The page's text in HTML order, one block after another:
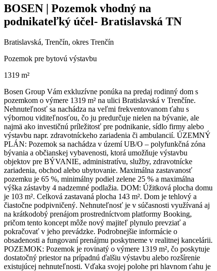
BOSEN | Pozemok vhodný na
podnikateľký účel- Bratislavská TN
Bratislavská, Trenčín, okres Trenčín
Pozemok pre bytovú výstavbu
1319 m²
Bosen Group Vám exkluzívne ponúka na predaj rodinný dom s
pozemkom o výmere 1319 m² na ulici Bratislavská v Trenčíne.
Nehnuteľnosť sa nachádza na veľmi frekventovanom ťahu s
výbornou viditeľnosťou, čo ju predurčuje nielen na bývanie, ale
najmä ako investičnú príležitosť pre podnikanie, sídlo firmy alebo
výstavbu napr. zdravotníckeho zariadenia či ambulancií. ÚZEMNÝ
PLÁN: Pozemok sa nachádza v území UB/O – polyfunkčná zóna
bývania a občianskej vybavenosti, ktorá umožňuje výstavbu
objektov pre BÝVANIE, administratívu, služby, zdravotnícke
zariadenia, obchod alebo ubytovanie. Maximálna zastavanosť
pozemku je 65 %, minimálny podiel zelene 25 % a maximálna
výška zástavby 4 nadzemné podlažia. DOM: Úžitková plocha domu
je 103 m². Celková zastavaná plocha 143 m². Dom je tehlový a
čiastočne podpivničený. Nehnuteľnosť je v súčasnosti využívaná aj
na krátkodobý prenájom prostredníctvom platformy Booking,
pričom tento koncept môže nový majiteľ plynulo prevziať a
pokračovať v jeho prevádzke. Podrobnejšie informácie o
obsadenosti a fungovaní prenájmu poskytneme v realitnej kancelárii.
POZEMOK: Pozemok je rovinatý o výmere 1319 m², čo poskytuje
dostatočný priestor na prípadnú ďalšiu výstavbu alebo rozšírenie
existujúcej nehnuteľnosti. Vďaka svojej polohe pri hlavnom ťahu je